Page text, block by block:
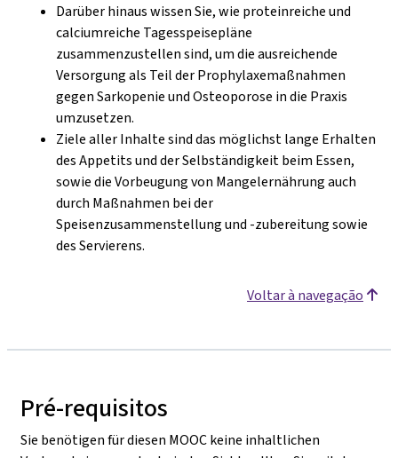
Darüber hinaus wissen Sie, wie proteinreiche und
calciumreiche Tagesspeisepläne
zusammenzustellen sind, um die ausreichende
Versorgung als Teil der Prophylaxemaßnahmen
gegen Sarkopenie und Osteoporose in die Praxis
umzusetzen.
Ziele aller Inhalte sind das möglichst lange Erhalten
des Appetits und der Selbständigkeit beim Essen,
sowie die Vorbeugung von Mangelernährung auch
durch Maßnahmen bei der
Speisenzusammenstellung und -zubereitung sowie
des Servierens.
Voltar à navegação
Pré-requisitos
Sie benötigen für diesen MOOC keine inhaltlichen